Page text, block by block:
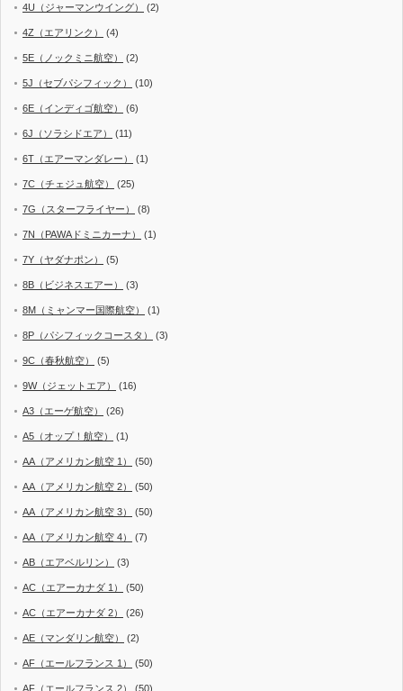
4U（ジャーマンウイング） (2)
4Z（エアリンク） (4)
5E（ノックミニ航空） (2)
5J（セブパシフィック） (10)
6E（インディゴ航空） (6)
6J（ソラシドエア） (11)
6T（エアーマンダレー） (1)
7C（チェジュ航空） (25)
7G（スターフライヤー） (8)
7N（PAWAドミニカーナ） (1)
7Y（ヤダナポン） (5)
8B（ビジネスエアー） (3)
8M（ミャンマー国際航空） (1)
8P（パシフィックコースタ） (3)
9C（春秋航空） (5)
9W（ジェットエア） (16)
A3（エーゲ航空） (26)
A5（オップ！航空） (1)
AA（アメリカン航空 1） (50)
AA（アメリカン航空 2） (50)
AA（アメリカン航空 3） (50)
AA（アメリカン航空 4） (7)
AB（エアベルリン） (3)
AC（エアーカナダ 1） (50)
AC（エアーカナダ 2） (26)
AE（マンダリン航空） (2)
AF（エールフランス 1） (50)
AF（エールフランス 2） (50)